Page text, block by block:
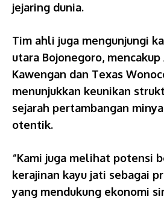
jejaring dunia.
Tim ahli juga mengunjungi
utara Bojonegoro,
Kawengan dan Texas
menunjukkan keunikan
sejarah pertambangan
otentik.
“Kami juga melihat potensi
kerajinan kayu jati sebagai
yang mendukung ekonomi